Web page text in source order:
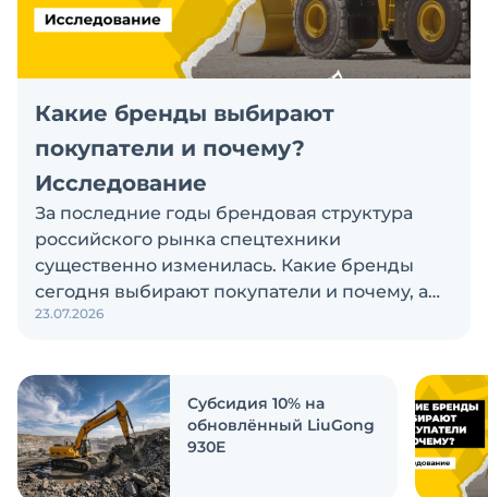
Какие бренды выбирают
покупатели и почему?
Исследование
За последние годы брендовая структура
российского рынка спецтехники
существенно изменилась. Какие бренды
сегодня выбирают покупатели и почему, а
также кого считают лидерами рынка?
ответить на эти вопросы
23.07.2026
Субсидия 10% на
обновлённый LiuGong
930E